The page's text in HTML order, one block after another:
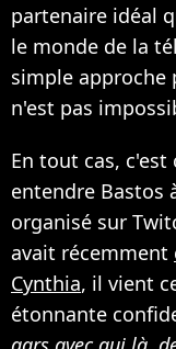
partenaire idéal
le monde de la
simple approche
n'est pas
En tout cas,
entendre Bastos
organisé sur
avait récemment
Cynthia, il vient
étonnante